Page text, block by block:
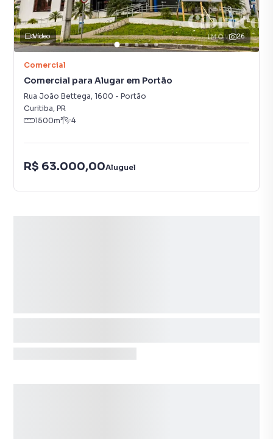
26
Vídeo
Comercial
Comercial para Alugar em Portão
Rua João Bettega, 1600 - Portão
Curitiba, PR
1500m² 4
R$ 63.000,00Aluguel